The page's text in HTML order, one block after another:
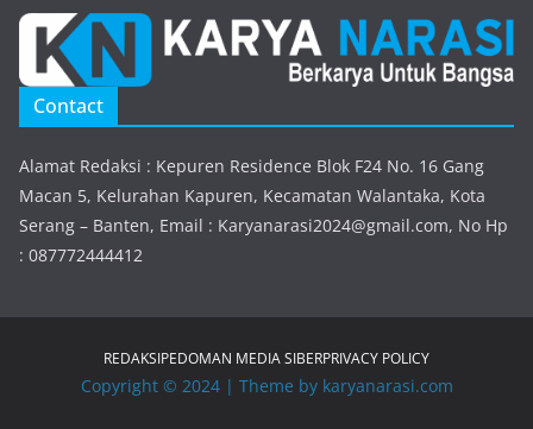
Contact
Alamat Redaksi : Kepuren Residence Blok F24 No. 16 Gang
Macan 5, Kelurahan Kapuren, Kecamatan Walantaka, Kota
Serang – Banten, Email : Karyanarasi2024@gmail.com, No Hp
: 087772444412
REDAKSIPEDOMAN MEDIA SIBERPRIVACY POLICY
Copyright © 2024 | Theme by karyanarasi.com